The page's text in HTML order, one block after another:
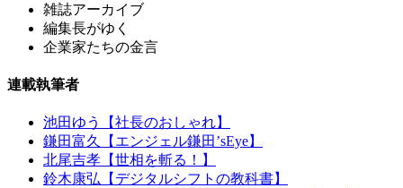
雑誌アーカイブ
編集長がゆく
企業家たちの金言
連載執筆者
池田ゆう【社長のおしゃれ】
鎌田富久【エンジェル鎌田’sEye】
北尾吉孝【世相を斬る！】
鈴木康弘【デジタルシフトの教科書】